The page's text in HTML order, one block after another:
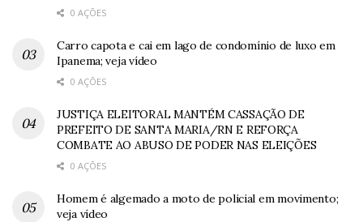
0 AÇÕES
Carro capota e cai em lago de condomínio de luxo em
Ipanema; veja vídeo
0 AÇÕES
JUSTIÇA ELEITORAL MANTÉM CASSAÇÃO DE
PREFEITO DE SANTA MARIA/RN E REFORÇA
COMBATE AO ABUSO DE PODER NAS ELEIÇÕES
0 AÇÕES
Homem é algemado a moto de policial em movimento;
veja vídeo